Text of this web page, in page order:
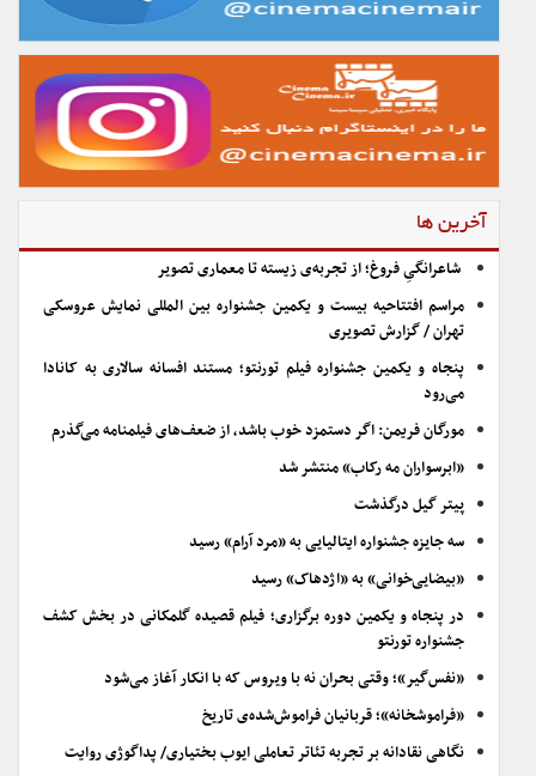
آخرین ها
شاعرانگیِ فروغ؛ از تجربه‌ی زیسته تا معماری تصویر
مراسم افتتاحیه بیست و یکمین جشنواره بین المللی نمایش عروسکی
تهران / گزارش تصویری
پنجاه و یکمین جشنواره فیلم تورنتو؛ مستند افسانه سالاری به کانادا
می‌رود
مورگان فریمن: اگر دستمزد خوب باشد، از ضعف‌های فیلمنامه می‌گذرم
«ابرسواران مه رکاب» منتشر شد
پیتر گیل درگذشت
سه جایزه جشنواره ایتالیایی به «مرد آرام» رسید
«بیضایی‌خوانی» به «اژدهاک» رسید
در پنجاه و یکمین دوره برگزاری؛ فیلم قصیده گلمکانی در بخش کشف
جشنواره تورنتو
«نفس‌گیر»؛ وقتی بحران نه با ویروس که با انکار آغاز می‌شود
«فراموشخانه»؛ قربانیان فراموش‌شده‌ی تاریخ
نگاهی نقادانه بر تجربه تئاتر تعاملی ایوب بختیاری/ پداگوژی روایت